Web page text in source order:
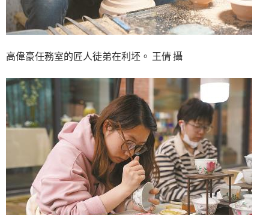
高偉豪任務室的匠人徒弟在利坯。 王倩 攝